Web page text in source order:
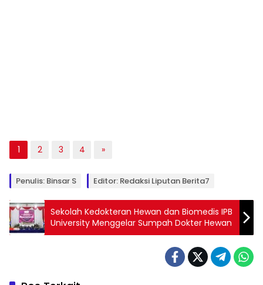
1 2 3 4 »
Penulis: Binsar S Editor: Redaksi Liputan Berita7
Sekolah Kedokteran Hewan dan Biomedis IPB
University Menggelar Sumpah Dokter Hewan